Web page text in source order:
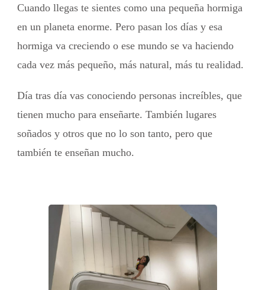
Cuando llegas te sientes como una pequeña hormiga
en un planeta enorme. Pero pasan los días y esa
hormiga va creciendo o ese mundo se va haciendo
cada vez más pequeño, más natural, más tu realidad.
Día tras día vas conociendo personas increíbles, que
tienen mucho para enseñarte. También lugares
soñados y otros que no lo son tanto, pero que
también te enseñan mucho.